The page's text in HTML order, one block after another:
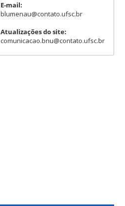
E-mail:
blumenau@contato.ufsc.br
Atualizações do site:
comunicacao.bnu@contato.ufsc.br